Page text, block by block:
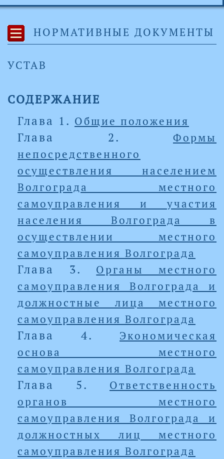
НОРМАТИВНЫЕ ДОКУМЕНТЫ
УСТАВ
СОДЕРЖАНИЕ
Глава 1. Общие положения
Глава 2. Формы
непосредственного
осуществления населением
Волгограда местного
самоуправления и участия
населения Волгограда в
осуществлении местного
самоуправления Волгограда
Глава 3. Органы местного
самоуправления Волгограда и
должностные лица местного
самоуправления Волгограда
Глава 4. Экономическая
основа местного
самоуправления Волгограда
Глава 5. Ответственность
органов местного
самоуправления Волгограда и
должностных лиц местного
самоуправления Волгограда